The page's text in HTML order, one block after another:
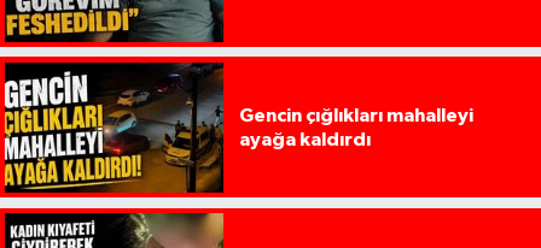
Gencin çığlıkları mahalleyi
ayağa kaldırdı